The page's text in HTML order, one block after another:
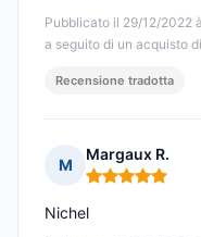
Pubblicato il 29/12/2022
a seguito di un acquisto
Recensione tradotta
M
Margaux R.
Nota: 5 su 5
Nichel